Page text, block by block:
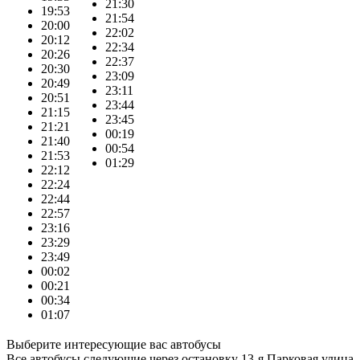
19:53
20:00
20:12
20:26
20:30
20:49
20:51
21:15
21:21
21:40
21:53
22:12
22:24
22:44
22:57
23:16
23:29
23:49
00:02
00:21
00:34
01:07
21:30
21:54
22:02
22:34
22:37
23:09
23:11
23:44
23:45
00:19
00:54
01:29
Выберите интересующие вас автобусы